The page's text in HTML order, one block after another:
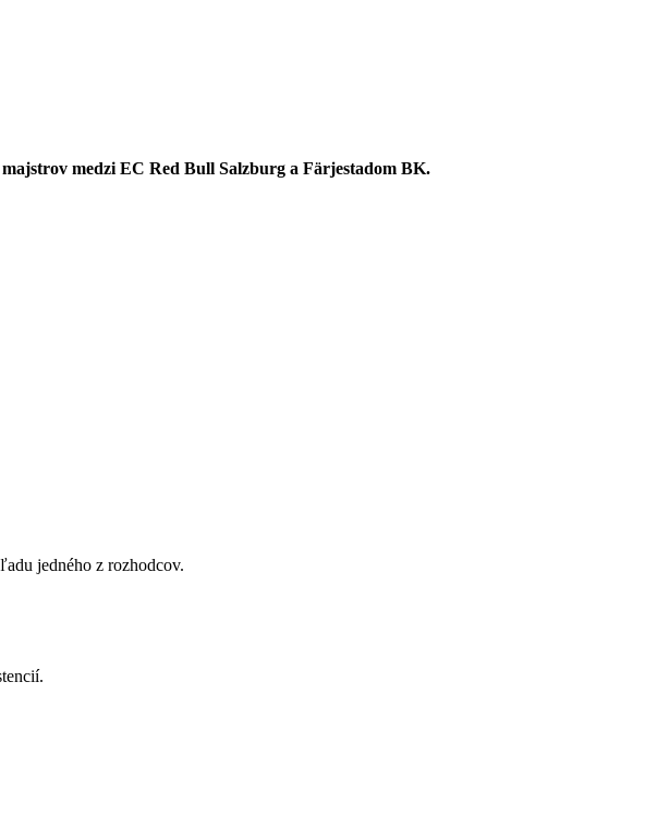
medzi EC Red Bull Salzburg a Färjestadom BK.
jedného z rozhodcov.